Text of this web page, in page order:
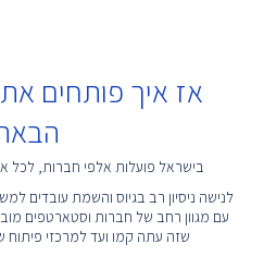
אז איך פותחים
בישראל פועלות אלפי חברות,
לנישה ניסיון רב בגיוס והשמת עובדים
עם מגוון רחב של חברות וסטארטפים
שזה עתה קמו ועד למרכזי פיתוח